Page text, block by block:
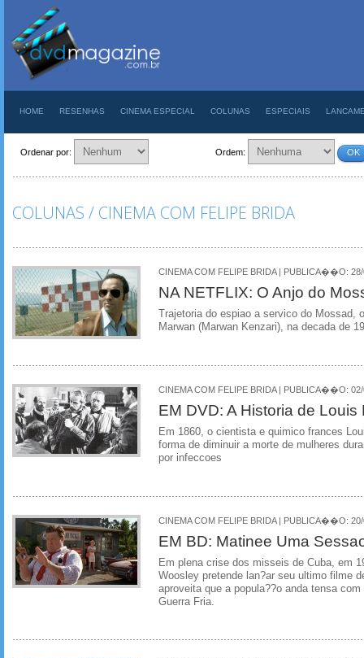
HOME RESENHAS CINEMA ESPECIAL COLUNAS ESPECIAIS
Ordenar por: Ordem: OK
COLUNAS / CINEMA COM FELIPE BRIDA
CINEMA COM FELIPE BRIDA | PUBLICA��O:
NA NETFLIX: O Anjo do
Trajetoria do espiao a servico do
Marwan (Marwan Kenzari), na decada de
CINEMA COM FELIPE BRIDA | PUBLICA��O:
EM DVD: A Historia de Louis
Em 1860, o cientista e quimico frances
forma de diminuir a morte de mulheres
por infeccoes
CINEMA COM FELIPE BRIDA | PUBLICA��O:
EM BD: Matinee Uma
Em plena crise dos misseis de Cuba, em
Woosley pretende lan?ar seu ultimo filme
aproveita que a popula??o anda tensa
Guerra Fria.